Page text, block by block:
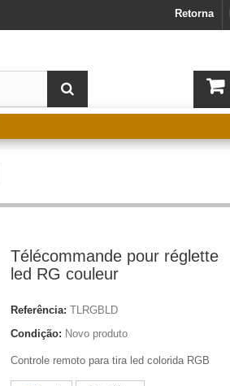
Retorna
Télécommande pour réglette
led RG couleur
Referência: TLRGBLD
Condição: Novo produto
Controle remoto para tira led colorida RGB